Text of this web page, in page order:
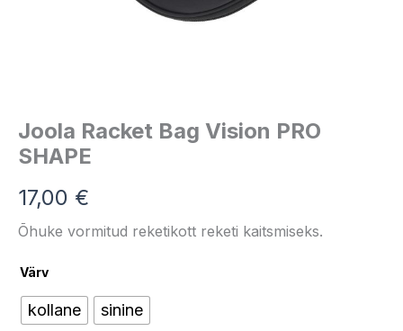
Joola Racket Bag Vision PRO
SHAPE
17,00 €
Õhuke vormitud reketikott reketi kaitsmiseks.
Värv
kollane sinine